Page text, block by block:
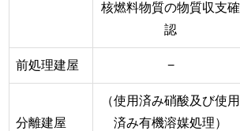
核燃料物質の物質収支確
認
前処理建屋 −
分離建屋
（使用済み硝酸及び使用
済み有機溶媒処理）